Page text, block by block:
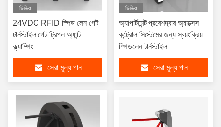
ভিডিও
24VDC RFID স্পিড লেন গেট
টার্নস্টাইল গেট ট্রিপল অ্যান্টি
ক্ল্যাম্পিং
সেরা মূল্য পান
ভিডিও
অ্যাপার্টমেন্ট প্রবেশদ্বার অ্যাক্সেস
কন্ট্রোল সিস্টেমের জন্য স্বয়ংক্রিয়
স্পিডলেন টার্নস্টাইল
সেরা মূল্য পান